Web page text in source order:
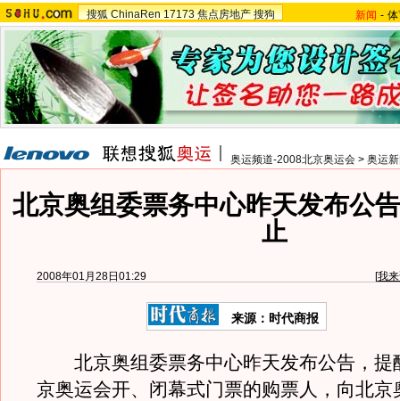
搜狐 ChinaRen 17173 焦点房地产 搜狗 新闻 -
奥运频道-2008北京奥运会 > 奥运
北京奥组委票务中心昨天发布公
止
2008年01月28日01:29 [我
来源：时代商报
北京奥组委票务中心昨天发布公告，提
京奥运会开、闭幕式门票的购票人，向北京